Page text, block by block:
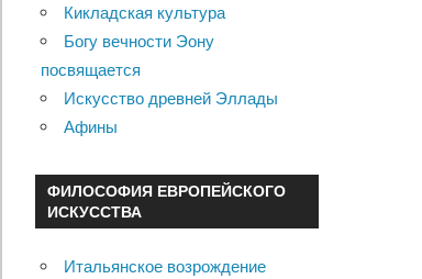
Кикладская культура
Богу вечности Эону
посвящается
Искусство древней Эллады
Афины
ФИЛОСОФИЯ ЕВРОПЕЙСКОГО
ИСКУССТВА
Итальянское возрождение